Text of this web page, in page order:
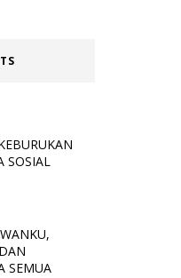
SOSIAL
SEMUA